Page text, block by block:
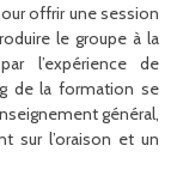
offrir une session
le groupe à la
l’expérience de
de la formation se
général,
sur l’oraison et un